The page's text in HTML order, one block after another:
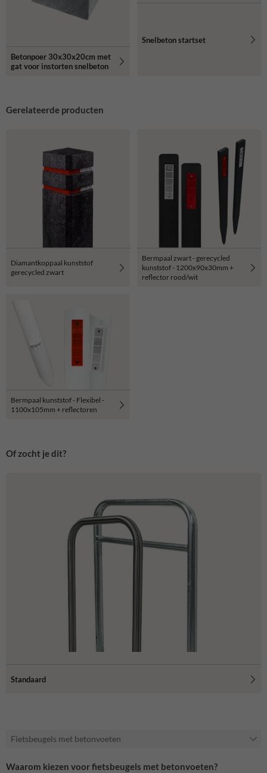
Betonpoer 30x30x20cm met
gat voor instorten snelbeton
Snelbeton startset
Gerelateerde producten
Diamantkoppaal kunststof
gerecycled zwart
Bermpaal zwart - gerecycled
kunststof - 1200x90x30mm +
reflector rood/wit
Bermpaal kunststof - Flexibel -
1100x105mm + reflectoren
Of zocht je dit?
Standaard
Fietsbeugels met betonvoeten
Waarom kiezen voor fietsbeugels met betonvoeten?